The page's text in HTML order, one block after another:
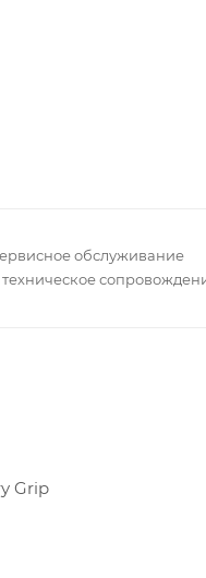
обслуживание
техническое
Grip